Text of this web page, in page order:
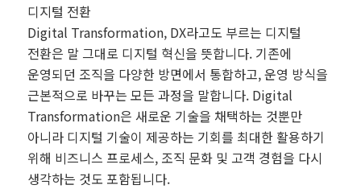
디지털 전환
Digital Transformation, DX라고도 부르는 디지털
전환은 말 그대로 디지털 혁신을 뜻합니다. 기존에
운영되던 조직을 다양한 방면에서 통합하고, 운영 방식을
근본적으로 바꾸는 모든 과정을 말합니다. Digital
Transformation은 새로운 기술을 채택하는 것뿐만
아니라 디지털 기술이 제공하는 기회를 최대한 활용하기
위해 비즈니스 프로세스, 조직 문화 및 고객 경험을 다시
생각하는 것도 포함됩니다.